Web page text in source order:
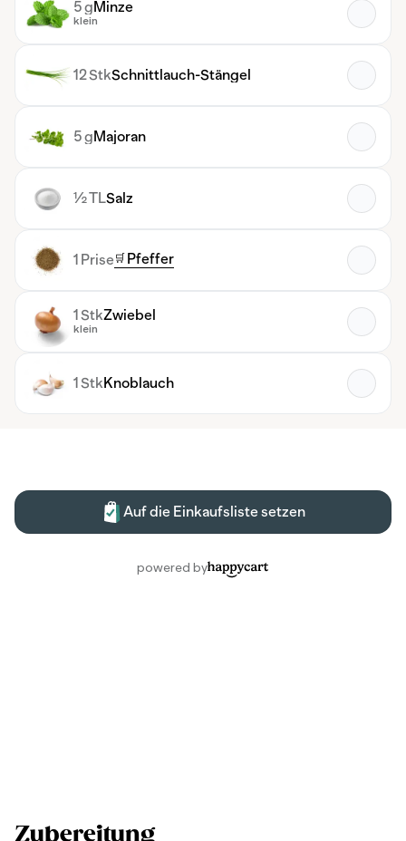
Zubereitung